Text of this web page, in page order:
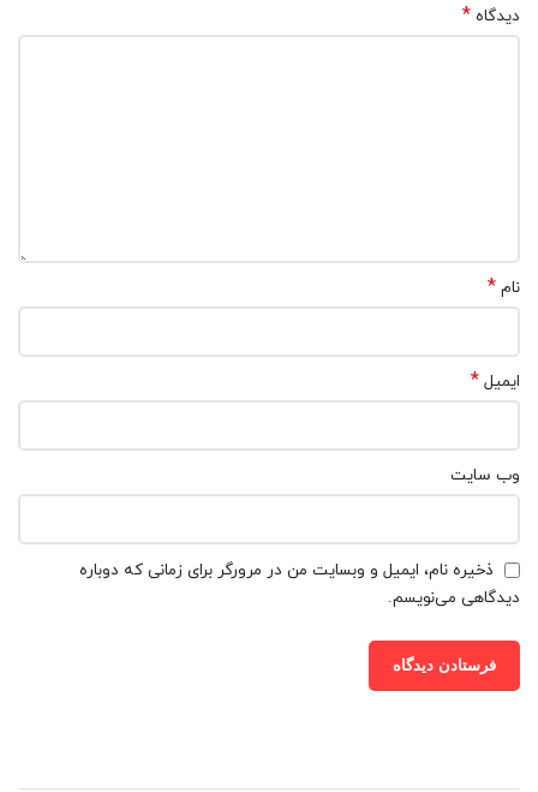
دیدگاه *
نام *
ایمیل *
وب‌ سایت
ذخیره نام، ایمیل و وبسایت من در مرورگر برای زمانی که دوباره
دیدگاهی می‌نویسم.